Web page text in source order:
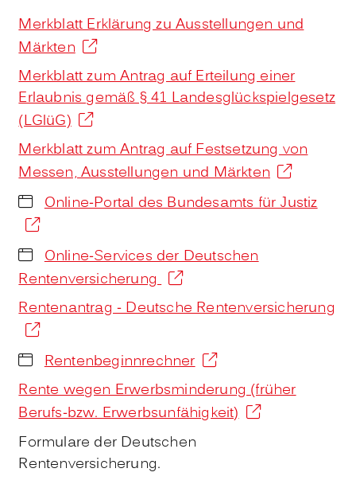
Merkblatt Erklärung zu Ausstellungen und
Märkten
Merkblatt zum Antrag auf Erteilung einer
Erlaubnis gemäß § 41 Landesglückspielgesetz
(LGlüG)
Merkblatt zum Antrag auf Festsetzung von
Messen, Ausstellungen und Märkten
Online-Portal des Bundesamts für Justiz
Online-Services der Deutschen
Rentenversicherung
Rentenantrag - Deutsche Rentenversicherung
Rentenbeginnrechner
Rente wegen Erwerbsminderung (früher
Berufs-bzw. Erwerbsunfähigkeit)
Formulare der Deutschen
Rentenversicherung.